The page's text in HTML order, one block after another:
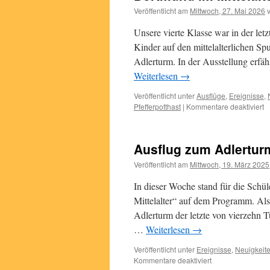
Veröffentlicht am Mittwoch, 27. Mai 2026
Unsere vierte Klasse war in der
Kinder auf den mittelalterlichen
Adlerturm. In der Ausstellung
Weiterlesen →
Veröffentlicht unterAusflüge, Ereignisse,
Pfefferpotthast | Kommentare deaktiviertfür
Ausflug zum
Veröffentlicht am Mittwoch, 19. März 2025
In dieser Woche stand für die
Mittelalter“ auf dem Programm.
Adlerturm der letzte von vierzehn
… Weiterlesen →
Veröffentlicht unter Ereignisse,
Kommentare deaktiviertfür